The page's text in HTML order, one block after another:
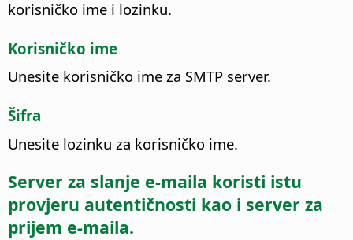
korisničko ime i lozinku.
Korisničko ime
Unesite korisničko ime za SMTP server.
Šifra
Unesite lozinku za korisničko ime.
Server za slanje e-maila koristi istu
provjeru autentičnosti kao i server za
prijem e-maila.